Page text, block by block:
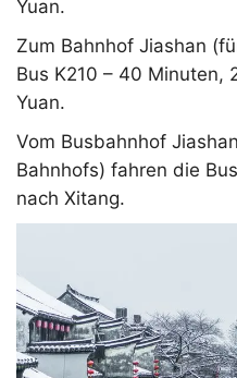
Yuan.
Zum Bahnhof Jiashan
Bus K210 – 40 Minuten,
Yuan.
Vom Busbahnhof
Bahnhofs) fahren die
nach Xitang.